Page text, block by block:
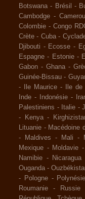
Botswana - Brésil -
Cambodge -
Colombie - Congo
Crète - Cuba -
Djibouti - Ecosse -
Espagne - Estonie -
Gabon - Ghana -
Guinée-Bissau -
-
Ile Maurice - Ile
Inde - Indonésie -
Palestiniens - Italie -
-
Kenya -
Lituanie - Macédoine
-
Maldives - Mali -
Mexique - Moldavie -
Namibie - Nicaragua
Ouganda -
-
Pologne -
Roumanie
- Russie